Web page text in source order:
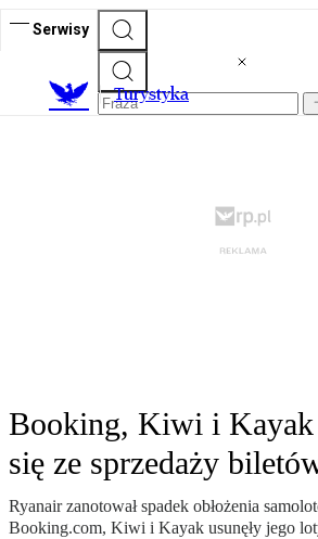
Serwisy
Turystyka
Booking, Kiwi i
się ze sprzedaży
Ryanair zanotował spadek obłożenia
Booking.com, Kiwi i Kayak usunęły jego